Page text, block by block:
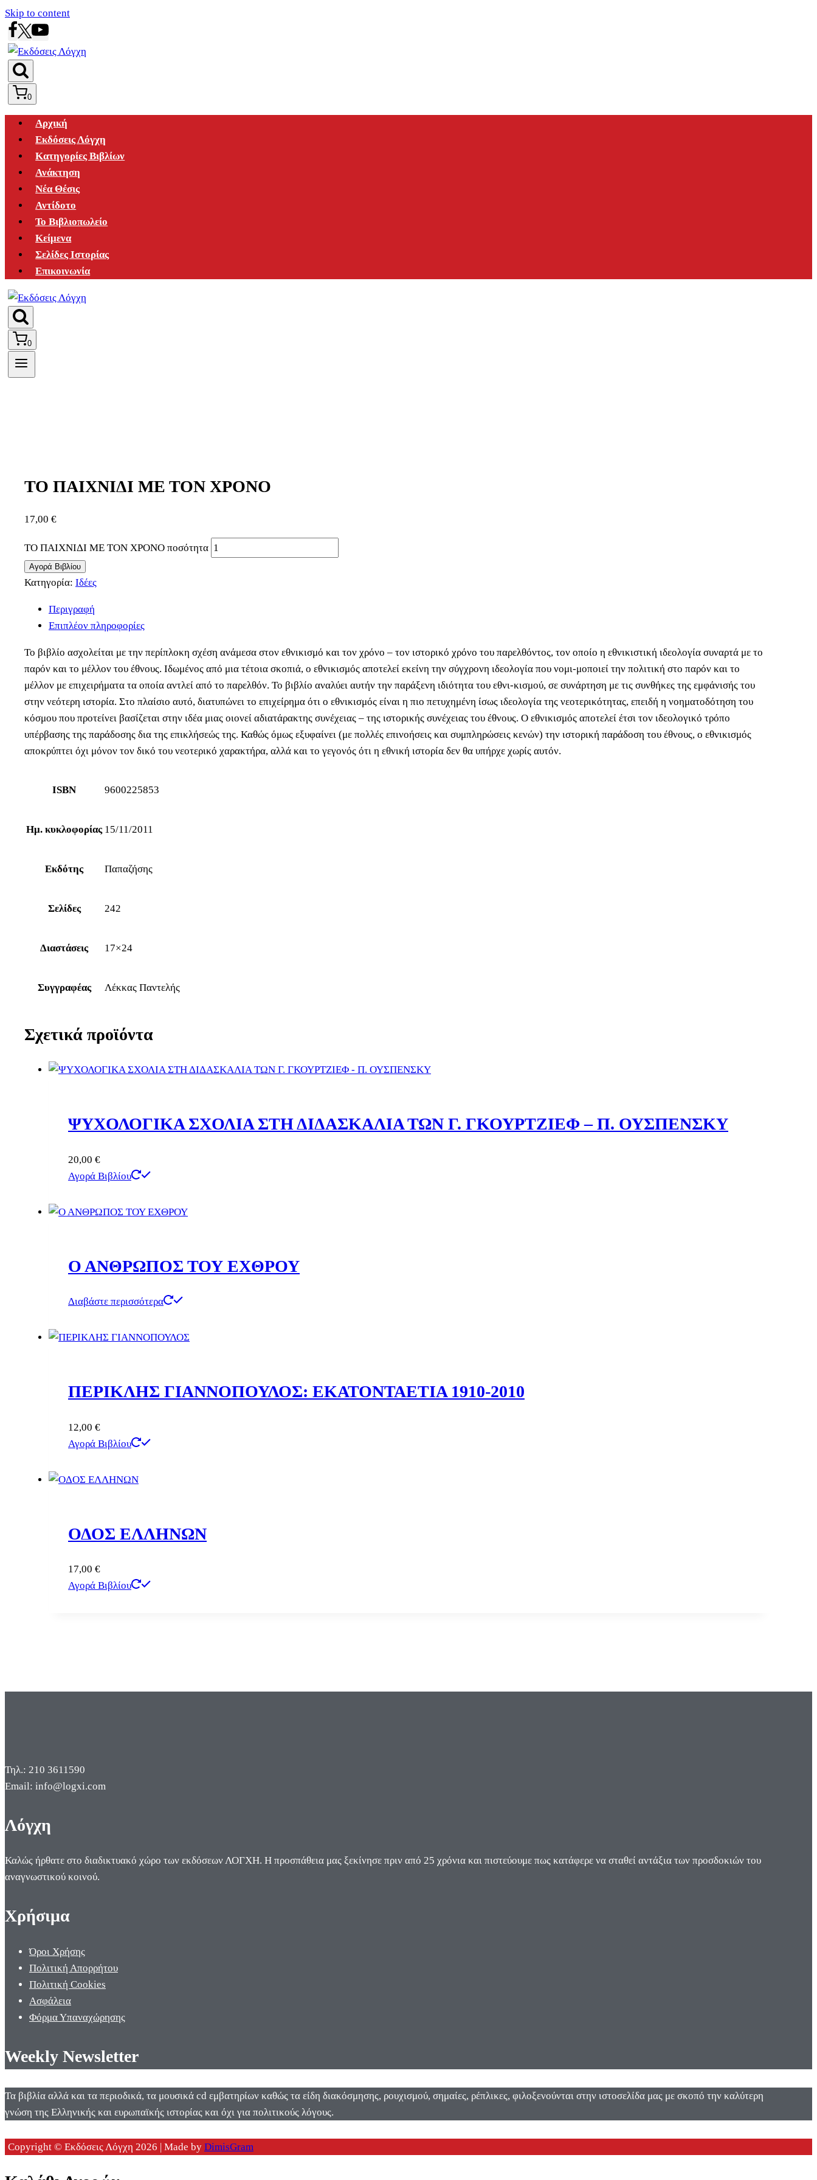
Skip to content
0
Αρχική
Εκδόσεις Λόγχη
Κατηγορίες Βιβλίων
Ανάκτηση
Νέα Θέσις
Αντίδοτο
Το Βιβλιοπωλείο
Κείμενα
Σελίδες Ιστορίας
Επικοινωνία
0
ΤΟ ΠΑΙΧΝΙΔΙ ΜΕ ΤΟΝ ΧΡΟΝΟ
17,00 €
ΤΟ ΠΑΙΧΝΙΔΙ ΜΕ ΤΟΝ ΧΡΟΝΟ ποσότητα
Αγορά Βιβλίου
Κατηγορία: Ιδέες
Περιγραφή
Επιπλέον πληροφορίες
Το βιβλίο ασχολείται με την περίπλοκη σχέση ανάμεσα στον εθνικισμό και τον χρόνο – τον ιστορικό χρόνο του παρελθόντος, τον οποίο η εθνικιστική ιδεολογία συναρτά με το
παρόν και το μέλλον του έθνους. Ιδωμένος από μια τέτοια σκοπιά, ο εθνικισμός αποτελεί εκείνη την σύγχρονη ιδεολογία που νομι-μοποιεί την πολιτική στο παρόν και το
μέλλον με επιχειρήματα τα οποία αντλεί από το παρελθόν. Το βιβλίο αναλύει αυτήν την παράξενη ιδιότητα του εθνι-κισμού, σε συνάρτηση με τις συνθήκες της εμφάνισής του
στην νεότερη ιστορία. Στο πλαίσιο αυτό, διατυπώνει το επιχείρημα ότι ο εθνικισμός είναι η πιο πετυχημένη ίσως ιδεολογία της νεοτερικότητας, επειδή η νοηματοδότηση του
κόσμου που προτείνει βασίζεται στην ιδέα μιας οιονεί αδιατάρακτης συνέχειας – της ιστορικής συνέχειας του έθνους. Ο εθνικισμός αποτελεί έτσι τον ιδεολογικό τρόπο
υπέρβασης της παράδοσης δια της επικλήσεώς της. Καθώς όμως εξυφαίνει (με πολλές επινοήσεις και συμπληρώσεις κενών) την ιστορική παράδοση του έθνους, ο εθνικισμός
αποκρύπτει όχι μόνον τον δικό του νεοτερικό χαρακτήρα, αλλά και το γεγονός ότι η εθνική ιστορία δεν θα υπήρχε χωρίς αυτόν.
ISBN 9600225853
Ημ. κυκλοφορίας 15/11/2011
Εκδότης Παπαζήσης
Σελίδες 242
Διαστάσεις 17×24
Συγγραφέας Λέκκας Παντελής
Σχετικά προϊόντα
ΨΥΧΟΛΟΓΙΚΑ ΣΧΟΛΙΑ ΣΤΗ ΔΙΔΑΣΚΑΛΙΑ ΤΩΝ Γ. ΓΚΟΥΡΤΖΙΕΦ – Π. ΟΥΣΠΕΝΣΚΥ
20,00 €
Αγορά Βιβλίου
Ο ΑΝΘΡΩΠΟΣ ΤΟΥ ΕΧΘΡΟΥ
Διαβάστε περισσότερα
ΠΕΡΙΚΛΗΣ ΓΙΑΝΝΟΠΟΥΛΟΣ: ΕΚΑΤΟΝΤΑΕΤΙΑ 1910-2010
12,00 €
Αγορά Βιβλίου
ΟΔΟΣ ΕΛΛΗΝΩΝ
17,00 €
Αγορά Βιβλίου
Τηλ.: 210 3611590
Email: info@logxi.com
Λόγχη
Καλώς ήρθατε στο διαδικτυακό χώρο των εκδόσεων ΛΟΓΧΗ. Η προσπάθεια μας ξεκίνησε πριν από 25 χρόνια και πιστεύουμε πως κατάφερε να σταθεί αντάξια των προσδοκιών του
αναγνωστικού κοινού.
Χρήσιμα
Όροι Χρήσης
Πολιτική Απορρήτου
Πολιτική Cookies
Ασφάλεια
Φόρμα Υπαναχώρησης
Weekly Newsletter
Τα βιβλία αλλά και τα περιοδικά, τα μουσικά cd εμβατηρίων καθώς τα είδη διακόσμησης, ρουχισμού, σημαίες, ρέπλικες, φιλοξενούνται στην ιστοσελίδα μας με σκοπό την καλύτερη
γνώση της Ελληνικής και ευρωπαϊκής ιστορίας και όχι για πολιτικούς λόγους.
Copyright © Εκδόσεις Λόγχη 2026 | Made by DimisGram